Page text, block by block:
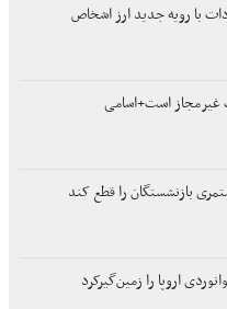
با رویه جدید ارز اشخاص
است+اسامی
بازنشستگان را قطع کند
اروپا را زمین‌گیر‌کرد